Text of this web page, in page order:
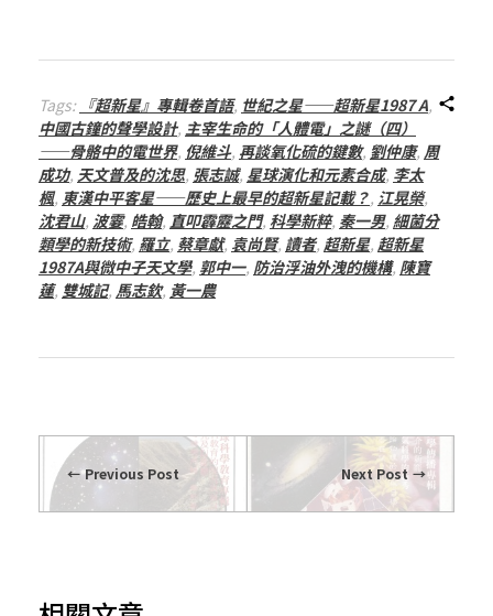
第
2
2
2
Tags: 『超新星』專輯卷首語, 世紀之星——超新星1987 A,
中國古鐘的聲學設計, 主宰生命的「人體電」之謎（四）
——骨骼中的電世界, 倪維斗, 再談氧化硫的鍵數, 劉仲康, 周
成功, 天文普及的沈思, 張志誠, 星球演化和元素合成, 李太
楓, 東漢中平客星——歷史上最早的超新星記載？, 江晃榮,
沈君山, 波霎, 皓翰, 直叩霹靂之門, 科學新粹, 秦一男, 細菌分
類學的新技術, 羅立, 蔡章獻, 袁尚賢, 讀者, 超新星, 超新星
1987A與微中子天文學, 郭中一, 防治浮油外洩的機構, 陳寶
蓮, 雙城記, 馬志欽, 黃一農
Previous Post Next Post